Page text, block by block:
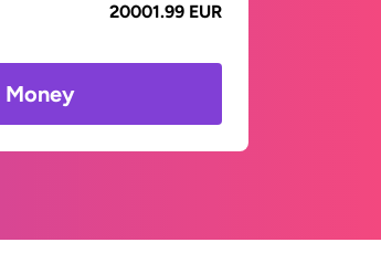
20001.99 EUR
Money